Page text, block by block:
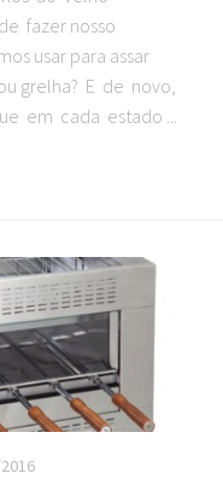
fazer nosso
usar para assar
grelha? E de novo,
em cada estado ...